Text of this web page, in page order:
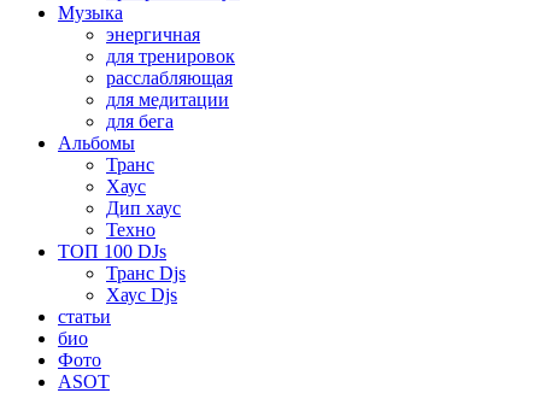
Музыка
энергичная
для тренировок
расслабляющая
для медитации
для бега
Альбомы
Транс
Хаус
Дип хаус
Техно
ТОП 100 DJs
Транс Djs
Хаус Djs
статьи
био
Фото
ASOT